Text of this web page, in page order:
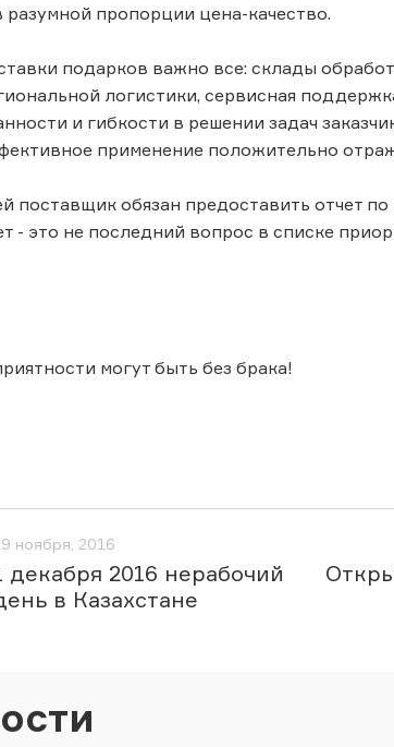
разумной пропорции цена-качество.
подарков важно все: склады
логистики, сервисная
и гибкости в решении задач
применение положительно
поставщик обязан предоставить отчет
это не последний вопрос в списке
могут быть без брака!
ноября, 2016
декабря 2016 нерабочий
в Казахстане